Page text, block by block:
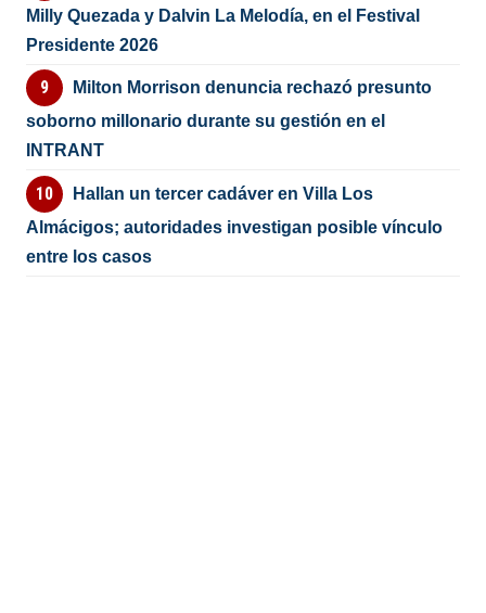
Milly Quezada y Dalvin La Melodía, en el Festival
Presidente 2026
Milton Morrison denuncia rechazó presunto
soborno millonario durante su gestión en el
INTRANT
Hallan un tercer cadáver en Villa Los
Almácigos; autoridades investigan posible vínculo
entre los casos